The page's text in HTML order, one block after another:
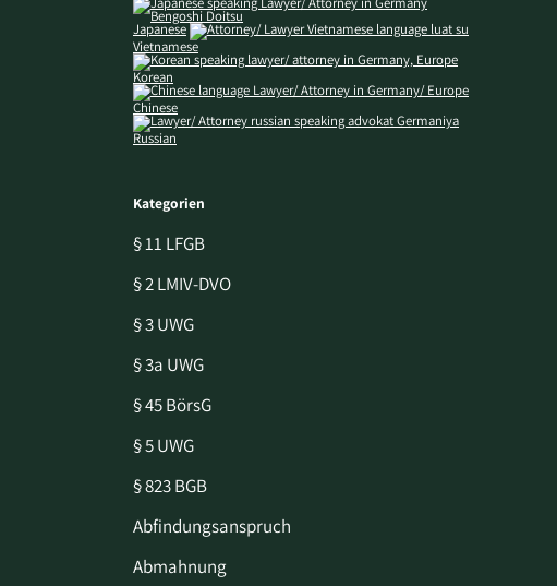
Japanese
Vietnamese
Korean
Chinese
Russian
Kategorien
§ 11 LFGB
§ 2 LMIV-DVO
§ 3 UWG
§ 3a UWG
§ 45 BörsG
§ 5 UWG
§ 823 BGB
Abfindungsanspruch
Abmahnung